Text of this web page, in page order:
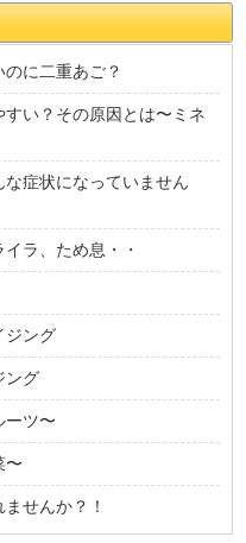
に二重あご？
い？その原因とは〜ミネ
症状になっていません
ラ、ため息・・
ジング
ング
ーツ〜
〜
せんか？！